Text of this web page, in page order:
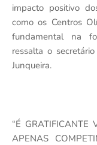
impacto positivo
como os Centros
fundamental na
ressalta o
Junqueira.
“É GRATIFICANTE
APENAS